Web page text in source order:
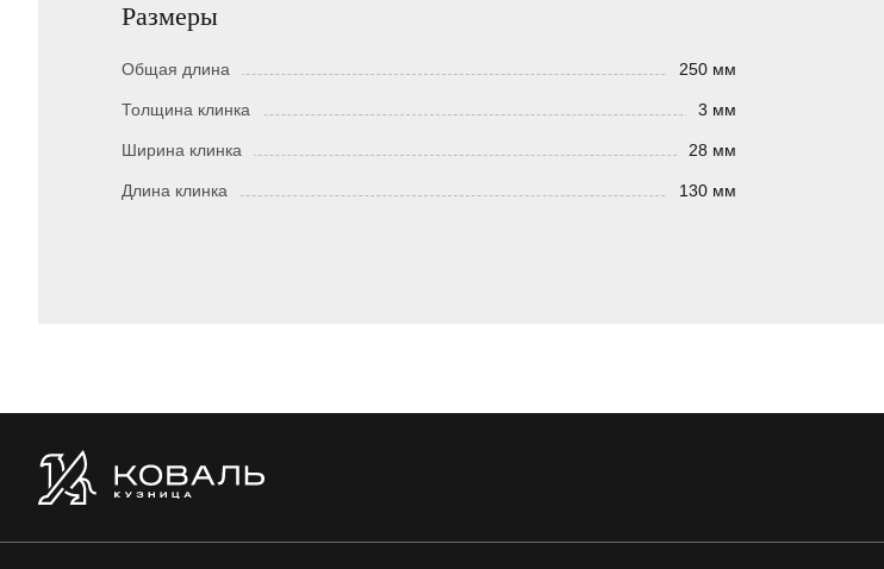
Размеры
Общая длина 250 мм
Толщина клинка 3 мм
Ширина клинка 28 мм
Длина клинка 130 мм